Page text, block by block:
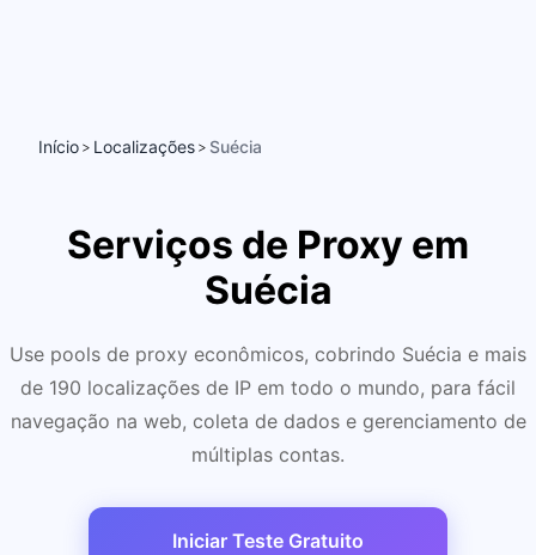
Início > Localizações > Suécia
Serviços de Proxy em
Suécia
Use pools de proxy econômicos, cobrindo Suécia e mais
de 190 localizações de IP em todo o mundo, para fácil
navegação na web, coleta de dados e gerenciamento de
múltiplas contas.
Iniciar Teste Gratuito